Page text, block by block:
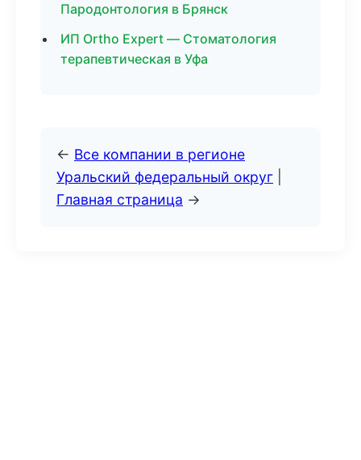
Пародонтология в Брянск
ИП Ortho Expert — Стоматология
терапевтическая в Уфа
← Все компании в регионе
Уральский федеральный округ
Главная страница →